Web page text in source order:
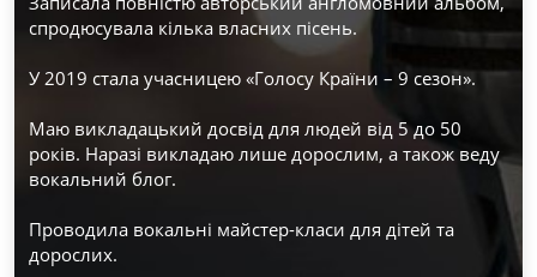
спродюсувала кілька власних пісень.
У 2019 стала учасницею «Голосу Країни – 9 сезон».
Маю викладацький досвід для людей від 5 до 50
років. Наразі викладаю лише дорослим, а також веду
вокальний блог.
Проводила вокальні майстер-класи для дітей та
дорослих.